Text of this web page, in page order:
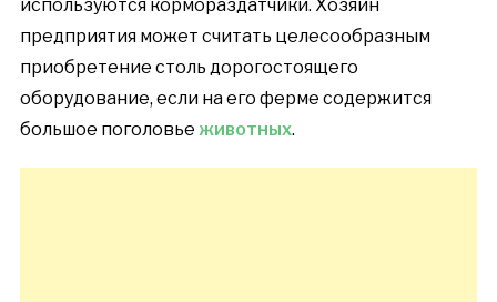
используются кормораздатчики. Хозяин
предприятия может считать целесообразным
приобретение столь дорогостоящего
оборудование, если на его ферме содержится
большое поголовье животных.